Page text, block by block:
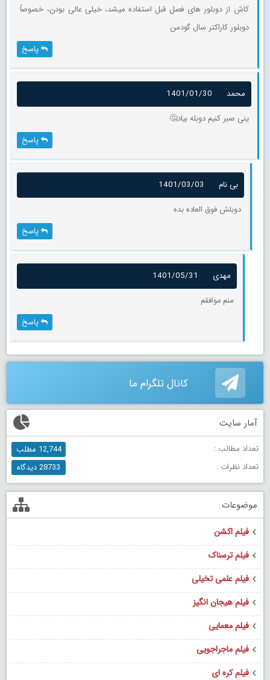
کاش از دوبلور های فصل قبل استفاده میشد، خیلی عالی بودن، خصوصاً
دوبلور کاراکتر سال گودمن
پاسخ
محمد
1401/01/30
ینی صبر کنیم دوبله بیاد🤔
پاسخ
بی نام
1401/03/03
دوبلش فوق العاده بده
پاسخ
مهدی
1401/05/31
منم موافقم
پاسخ
کانال تلگرام ما
آمار سایت
تعداد مطالب :
12,744 مطلب
تعداد نظرات :
28733 دیدگاه
موضوعات
فیلم اکشن
فیلم ترسناک
فیلم علمی تخیلی
فیلم هیجان انگیز
فیلم معمایی
فیلم ماجراجویی
فیلم کره ای